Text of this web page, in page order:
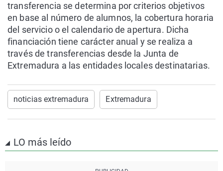
transferencia se determina por criterios objetivos
en base al número de alumnos, la cobertura horaria
del servicio o el calendario de apertura. Dicha
financiación tiene carácter anual y se realiza a
través de transferencias desde la Junta de
Extremadura a las entidades locales destinatarias.
noticias extremadura Extremadura
LO más leído